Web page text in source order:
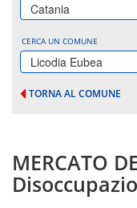
Catania
CERCA UN COMUNE
Licodia Eubea
TORNA AL COMUNE
MERCATO